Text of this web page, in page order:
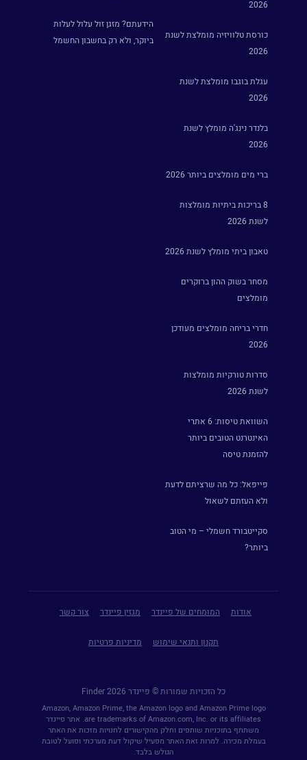
2026
כורסת טלוויזיה מומלצת לשנת
2026
עגלת בוגבו מומלצת לשנת
2026
בלנדר נינג'ה מומלץ לשנת
2026
ברי מים מומלצים ביותר 2026
8 בריכות ביתיות מומלצות
לשנת 2026
טאבון ביתי מומלץ לשנת 2026
מסחר בשוק ההון ברוקרים
מומלצים
חדרי בריחה מומלצים מעודכן
2026
סדרות טורקיות מומלצות
לשנת 2026
השוואת טיסות: 6 אתרי
האינטרנט הטובים ביותר
להזמנת טיסה
פייפאל: כל מה שרציתם לדעת
ולא העזתם לשאול
סקייטבורד חשמלי – מי הטוב
ביותר?
הידעתם? מזגן זול עלול לעלות
ביוקר, ולא רק בחשבון החשמל
אודות המומחים של פיינדר מגזין פיינדר צור קשר
תקנון ותנאי שימוש מדיניות פרטיות
כל הזכויות שמורות © פיינדר Finder 2026
Amazon, Amazon Prime, the Amazon logo and Amazon Prime logo
are trademarks of Amazon.com, Inc. or its affiliates. אתר פיינדר
משתתף בתוכניות שותפים וחלק מהקישורים לחנויות מזכות את האתר
בעמלת מכירה. למרות זאת האתר מפעיל שיקול דעת מערכתי ופועל לטובת
הגולש בלבד.